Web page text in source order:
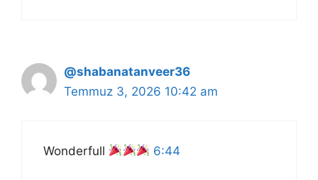
@shabanatanveer36
Temmuz 3, 2026 10:42 am
Wonderfull 6:44